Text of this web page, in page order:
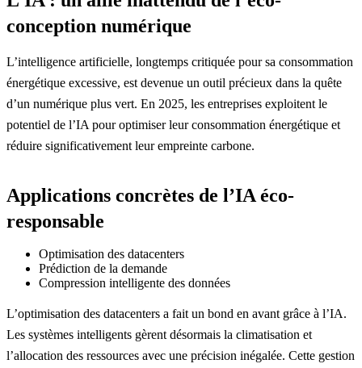
conception numérique
L’intelligence artificielle, longtemps critiquée pour sa consommation
énergétique excessive, est devenue un outil précieux dans la quête
d’un numérique plus vert. En 2025, les entreprises exploitent le
potentiel de l’IA pour optimiser leur consommation énergétique et
réduire significativement leur empreinte carbone.
Applications concrètes de l’IA éco-
responsable
Optimisation des datacenters
Prédiction de la demande
Compression intelligente des données
L’optimisation des datacenters a fait un bond en avant grâce à l’IA.
Les systèmes intelligents gèrent désormais la climatisation et
l’allocation des ressources avec une précision inégalée. Cette gestion